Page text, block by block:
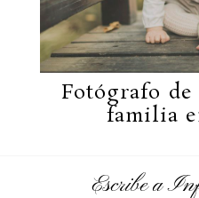
Fotógrafo
familia
Escribe a